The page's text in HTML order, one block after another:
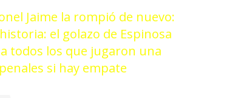
Jaime la rompió de nuevo:
el golazo de Espinosa
todos los que jugaron una
si hay empate